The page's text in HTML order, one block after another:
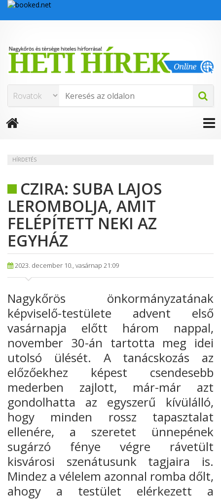
HÍRDETÉS
CZIRA: SUBA LAJOS
LEROMBOLJA, AMIT
FELÉPÍTETT NEKI AZ
EGYHÁZ
2023. december 10., vasárnap 21:09
Nagykőrös önkormányzatának
képviselő-testülete advent első
vasárnapja előtt három nappal,
november 30-án tartotta meg idei
utolsó ülését. A tanácskozás az
előzőekhez képest csendesebb
mederben zajlott, már-már azt
gondolhatta az egyszerű kívülálló,
hogy minden rossz tapasztalat
ellenére, a szeretet ünnepének
sugárzó fénye végre rávetült
kisvárosi szenátusunk tagjaira is.
Mindez a vélelem azonnal romba dőlt,
ahogy a testület elérkezett a